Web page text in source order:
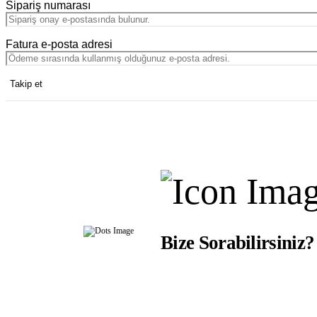
Sipariş numarası
Fatura e-posta adresi
Takip et
Bize Sorabilirsiniz?